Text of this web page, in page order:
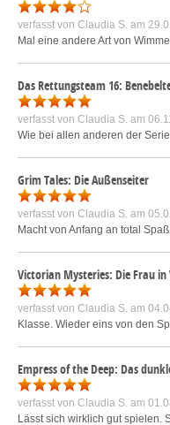
verfasst von Claudia S. am
Mal eine andere Art von
Das Rettungsteam 16:
verfasst von Claudia S. am
Wie bei allen anderen der
Grim Tales: Die Außenseiter
verfasst von Claudia S. am
Macht von Anfang an total
Victorian Mysteries: Die Frau in
verfasst von Claudia S. am
Klasse. Wieder eins von den
Empress of the Deep: Das
verfasst von Claudia S. am
Lässt sich wirklich gut spielen.